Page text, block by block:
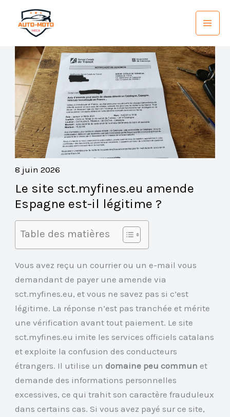
contenu
8 juin 2026
Le site sct.myfines.eu amende
Espagne est-il légitime ?
Table des matières
Vous avez reçu un courrier ou un e-mail vous
demandant de payer une amende via
sct.myfines.eu, et vous ne savez pas si c’est
légitime. La réponse n’est pas tranchée et mérite
une vérification avant tout paiement. Le site
sct.myfines.eu imite les services officiels catalans
et exploite la confusion des conducteurs
étrangers. Il utilise undomaine peu commun et
demande des informations personnelles
excessives, ce qui trahit son caractère frauduleux
dans certains cas. Si vous avez payé sur ce site,